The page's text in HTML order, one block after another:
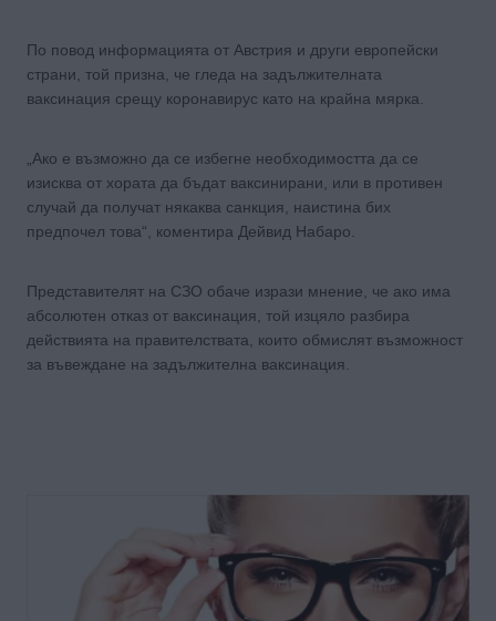
По повод информацията от Австрия и други европейски
страни, той призна, че гледа на задължителната
ваксинация срещу коронавирус като на крайна мярка.
„Ако е възможно да се избегне необходимостта да се
изисква от хората да бъдат ваксинирани, или в противен
случай да получат някаква санкция, наистина бих
предпочел това“, коментира Дейвид Набаро.
Представителят на СЗО обаче изрази мнение, че ако има
абсолютен отказ от ваксинация, той изцяло разбира
действията на правителствата, които обмислят възможност
за въвеждане на задължителна ваксинация.